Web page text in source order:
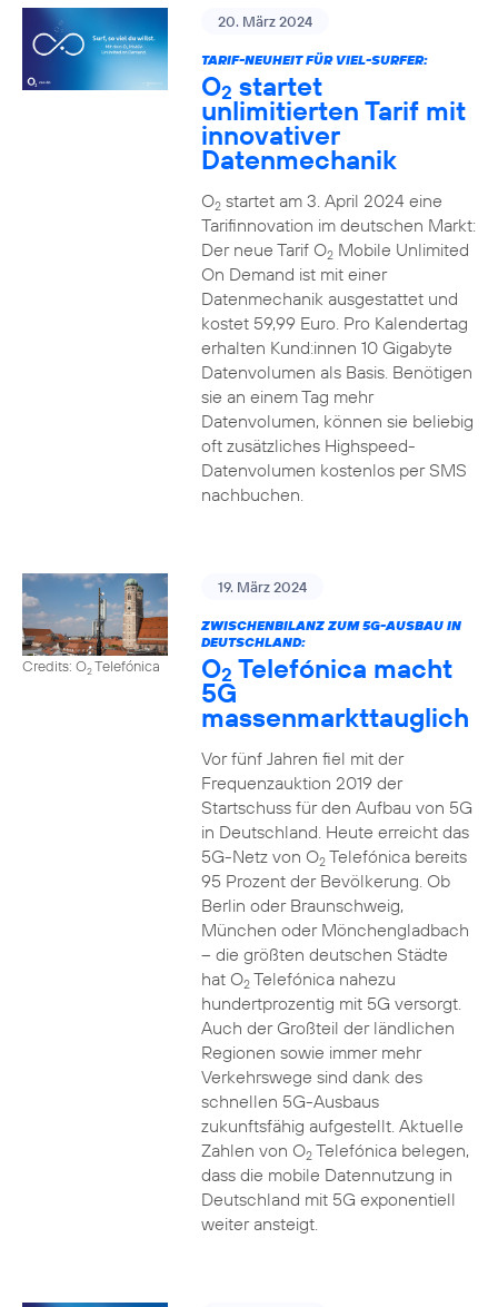
20. März 2024
TARIF-NEUHEIT FÜR VIEL-SURFER:
O2 startet
unlimitierten Tarif mit
innovativer
Datenmechanik
O2startet am 3. April 2024 eine
Tarifinnovation im deutschen Markt:
Der neue Tarif O2Mobile Unlimited
On Demand ist mit einer
Datenmechanik ausgestattet und
kostet 59,99 Euro. Pro Kalendertag
erhalten Kund:innen 10 Gigabyte
Datenvolumen als Basis. Benötigen
sie an einem Tag mehr
Datenvolumen, können sie beliebig
oft zusätzliches Highspeed-
Datenvolumen kostenlos per SMS
nachbuchen.
Credits: O2Telefónica
19. März 2024
ZWISCHENBILANZ ZUM 5G-AUSBAU IN
DEUTSCHLAND:
O2 Telefónica macht
5G
massenmarkttauglich
Vor fünf Jahren fiel mit der
Frequenzauktion 2019 der
Startschuss für den Aufbau von 5G
in Deutschland. Heute erreicht das
5G-Netz von O2Telefónica bereits
95 Prozent der Bevölkerung. Ob
Berlin oder Braunschweig,
München oder Mönchengladbach
– die größten deutschen Städte
hat O2Telefónica nahezu
hundertprozentig mit 5G versorgt.
Auch der Großteil der ländlichen
Regionen sowie immer mehr
Verkehrswege sind dank des
schnellen 5G-Ausbaus
zukunftsfähig aufgestellt. Aktuelle
Zahlen von O2Telefónica belegen,
dass die mobile Datennutzung in
Deutschland mit 5G exponentiell
weiter ansteigt.